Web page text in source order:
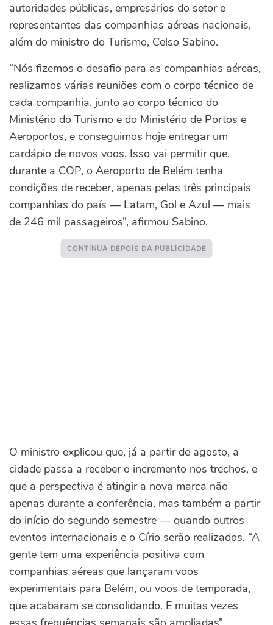
autoridades públicas, empresários do setor e
representantes das companhias aéreas nacionais,
além do ministro do Turismo, Celso Sabino.
“Nós fizemos o desafio para as companhias aéreas,
realizamos várias reuniões com o corpo técnico de
cada companhia, junto ao corpo técnico do
Ministério do Turismo e do Ministério de Portos e
Aeroportos, e conseguimos hoje entregar um
cardápio de novos voos. Isso vai permitir que,
durante a COP, o Aeroporto de Belém tenha
condições de receber, apenas pelas três principais
companhias do país — Latam, Gol e Azul — mais
de 246 mil passageiros”, afirmou Sabino.
O ministro explicou que, já a partir de agosto, a
cidade passa a receber o incremento nos trechos, e
que a perspectiva é atingir a nova marca não
apenas durante a conferência, mas também a partir
do início do segundo semestre — quando outros
eventos internacionais e o Círio serão realizados. “A
gente tem uma experiência positiva com
companhias aéreas que lançaram voos
experimentais para Belém, ou voos de temporada,
que acabaram se consolidando. E muitas vezes